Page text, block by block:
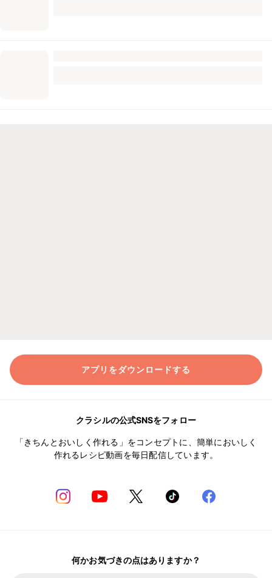
アプリをダウンロードする
クラシルの公式SNSをフォロー
「きちんとおいしく作れる」をコンセプトに、簡単においしく
作れるレシピ動画を毎日配信しています。
何かお気づきの点はありますか？